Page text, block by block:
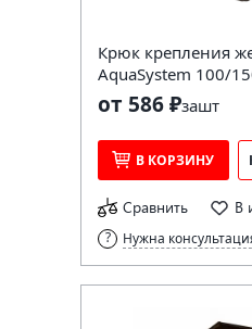
Крюк крепления
AquaSystem 100/
от 586 ₽зашт
В КОРЗИНУ
Сравнить В
Нужна